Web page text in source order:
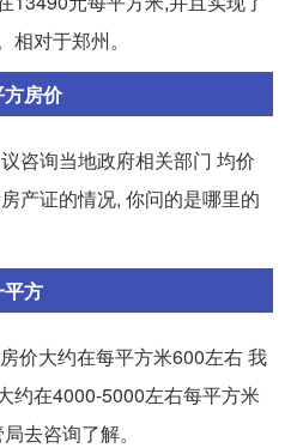
对于郑州。
房价
咨询当地政府相关部门 均价
产证的情况, 你问的是哪里的
方
价大约在每平方米600左右 我
约在4000-5000左右每平方米
去咨询了解。